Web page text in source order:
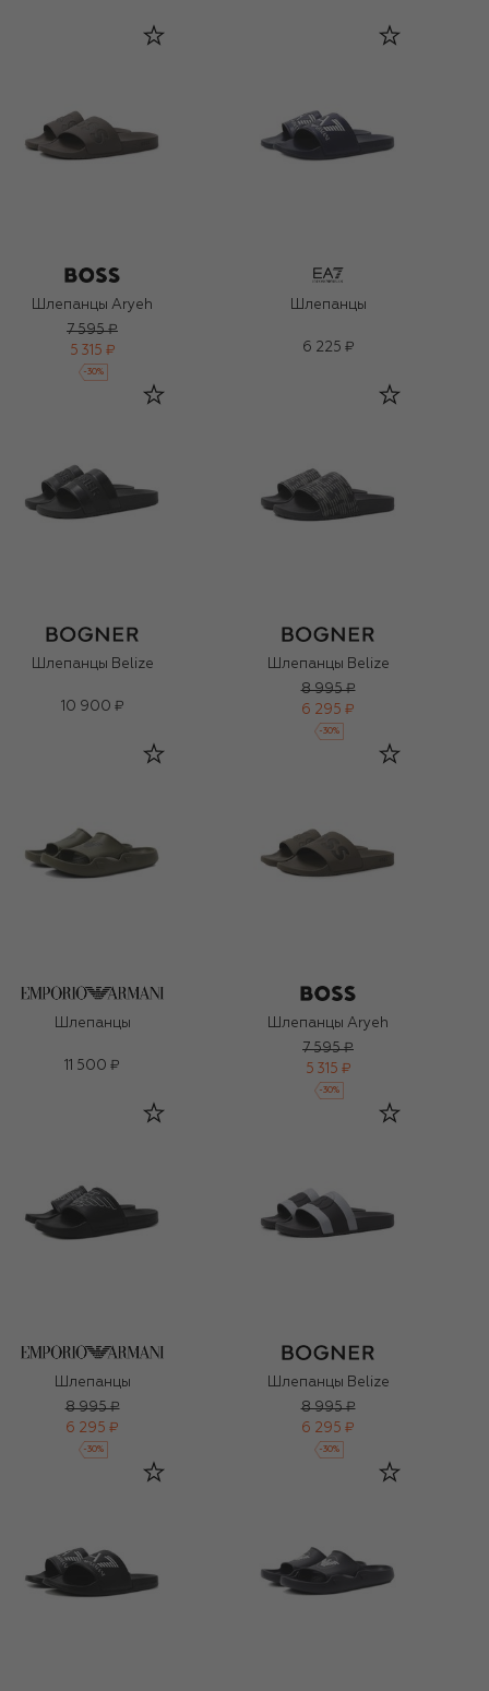
Шлепанцы Aryeh
7 595 ₽
5 315 ₽
-30%
Шлепанцы
6 225 ₽
Шлепанцы Belize
10 900 ₽
Шлепанцы Belize
8 995 ₽
6 295 ₽
-30%
Шлепанцы
11 500 ₽
Шлепанцы Aryeh
7 595 ₽
5 315 ₽
-30%
Шлепанцы
8 995 ₽
6 295 ₽
-30%
Шлепанцы Belize
8 995 ₽
6 295 ₽
-30%